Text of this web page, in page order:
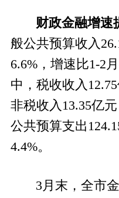
财政金融增速
般公共预算收入
6.6%，增速比1-2
中，税收收入
非税收入13.35亿
公共预算支出
4.4%。
3 月末，全市